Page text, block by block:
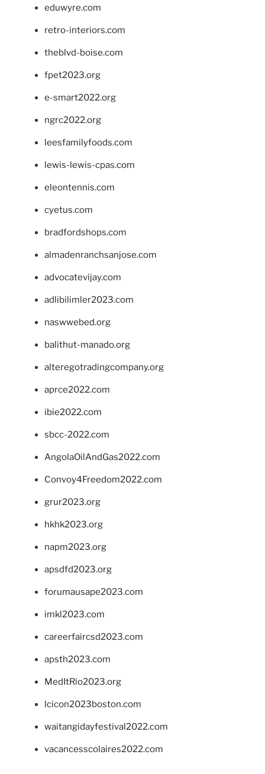
eduwyre.com
retro-interiors.com
theblvd-boise.com
fpet2023.org
e-smart2022.org
ngrc2022.org
leesfamilyfoods.com
lewis-lewis-cpas.com
eleontennis.com
cyetus.com
bradfordshops.com
almadenranchsanjose.com
advocatevijay.com
adlibilimler2023.com
naswwebed.org
balithut-manado.org
alteregotradingcompany.org
aprce2022.com
ibie2022.com
sbcc-2022.com
AngolaOilAndGas2022.com
Convoy4Freedom2022.com
grur2023.org
hkhk2023.org
napm2023.org
apsdfd2023.org
forumausape2023.com
imkl2023.com
careerfaircsd2023.com
apsth2023.com
MedItRio2023.org
lcicon2023boston.com
waitangidayfestival2022.com
vacancesscolaires2022.com